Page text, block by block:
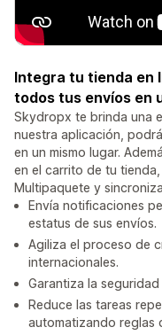
Integra tu tienda en
todos tus envíos en
Skydropx te brinda una
nuestra aplicación,
en un mismo lugar.
en el carrito de tu
Multipaquete y
Envía notificaciones
estatus de sus envíos.
Agiliza el proceso de
internacionales.
Garantiza la
Reduce las tareas
automatizando reglas